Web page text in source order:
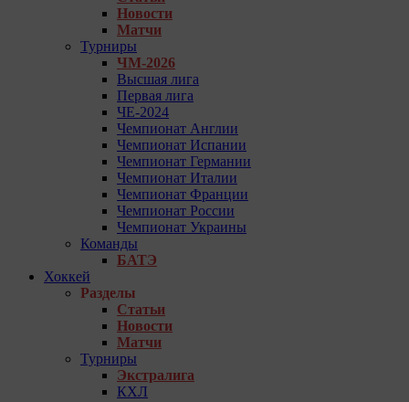
Новости
Матчи
Турниры
ЧМ-2026
Высшая лига
Первая лига
ЧЕ-2024
Чемпионат Англии
Чемпионат Испании
Чемпионат Германии
Чемпионат Италии
Чемпионат Франции
Чемпионат России
Чемпионат Украины
Команды
БАТЭ
Хоккей
Разделы
Статьи
Новости
Матчи
Турниры
Экстралига
КХЛ